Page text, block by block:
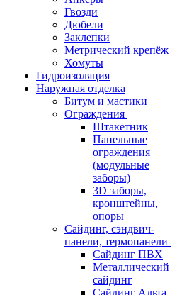
Гвозди
Дюбели
Заклепки
Метрический крепёж
Хомуты
Гидроизоляция
Наружная отделка
Битум и мастики
Ограждения
Штакетник
Панельные
ограждения
(модульные
заборы)
3D заборы,
кронштейны,
опоры
Cайдинг, сэндвич-
панели, термопанели
Сайдинг ПВХ
Металлический
сайдинг
Сайдинг Альта